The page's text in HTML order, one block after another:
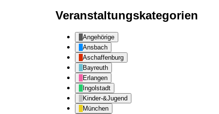
Veranstaltungskategorien
Angehörige
Ansbach
Aschaffenburg
Bayreuth
Erlangen
Ingolstadt
Kinder-&Jugend
München